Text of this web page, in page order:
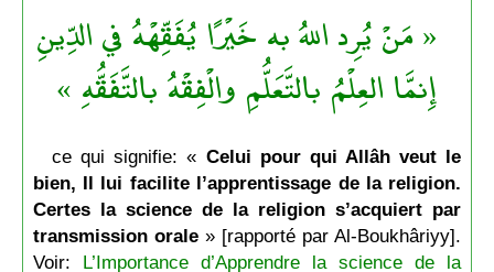
« مَنْ يُرِد اللهُ به خَيْرًا يُفَقِّهْهُ في الدِّينِ
إِنمَّا العِلْمُ بالتَّعَلُّمِ والْفِقْهُ بالتَّفَقُّهِ »
ce qui signifie: « Celui pour qui Allâh veut le
bien, Il lui facilite l’apprentissage de la religion.
Certes la science de la religion s’acquiert par
transmission orale» [rapporté par Al-Boukhâriyy].
Voir: L’Importance d’Apprendre la science de la